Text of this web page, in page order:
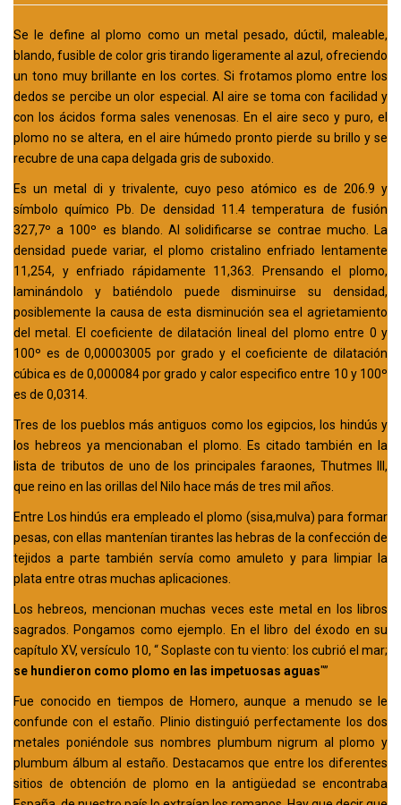
Se le define al plomo como un metal pesado, dúctil, maleable,
blando, fusible de color gris tirando ligeramente al azul, ofreciendo
un tono muy brillante en los cortes. Si frotamos plomo entre los
dedos se percibe un olor especial. Al aire se toma con facilidad y
con los ácidos forma sales venenosas. En el aire seco y puro, el
plomo no se altera, en el aire húmedo pronto pierde su brillo y se
recubre de una capa delgada gris de suboxido.
Es un metal di y trivalente, cuyo peso atómico es de 206.9 y
símbolo químico Pb. De densidad 11.4 temperatura de fusión
327,7º a 100º es blando. Al solidificarse se contrae mucho. La
densidad puede variar, el plomo cristalino enfriado lentamente
11,254, y enfriado rápidamente 11,363. Prensando el plomo,
laminándolo y batiéndolo puede disminuirse su densidad,
posiblemente la causa de esta disminución sea el agrietamiento
del metal. El coeficiente de dilatación lineal del plomo entre 0 y
100º es de 0,00003005 por grado y el coeficiente de dilatación
cúbica es de 0,000084 por grado y calor especifico entre 10 y 100º
es de 0,0314.
Tres de los pueblos más antiguos como los egipcios, los hindús y
los hebreos ya mencionaban el plomo. Es citado también en la
lista de tributos de uno de los principales faraones, Thutmes III,
que reino en las orillas del Nilo hace más de tres mil años.
Entre Los hindús era empleado el plomo (sisa,mulva) para formar
pesas, con ellas mantenían tirantes las hebras de la confección de
tejidos a parte también servía como amuleto y para limpiar la
plata entre otras muchas aplicaciones.
Los hebreos, mencionan muchas veces este metal en los libros
sagrados. Pongamos como ejemplo. En el libro del éxodo en su
capítulo XV, versículo 10, “ Soplaste con tu viento: los cubrió el mar;
se hundieron como plomo en las impetuosas aguas"”
Fue conocido en tiempos de Homero, aunque a menudo se le
confunde con el estaño. Plinio distinguió perfectamente los dos
metales poniéndole sus nombres plumbum nigrum al plomo y
plumbum álbum al estaño. Destacamos que entre los diferentes
sitios de obtención de plomo en la antigüedad se encontraba